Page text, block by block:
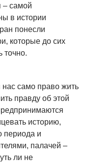
– самой
в истории
понесли
которые до сих
точно.
само право жить
правду об этой
историю,
периода и
палачей –
ли не